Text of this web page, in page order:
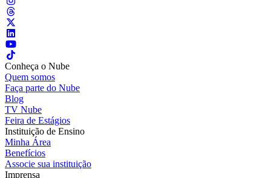
Conheça o Nube
Quem somos
Faça parte do Nube
Blog
TV Nube
Feira de Estágios
Instituição de Ensino
Minha Área
Benefícios
Associe sua instituição
Imprensa